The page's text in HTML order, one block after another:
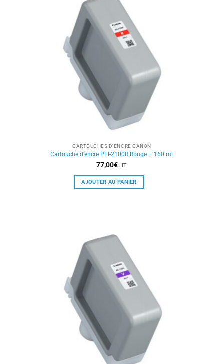
CARTOUCHES D'ENCRE CANON
Cartouche d’encre PFI-2100R Rouge – 160 ml
77,00€ HT
AJOUTER AU PANIER